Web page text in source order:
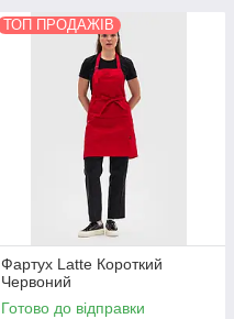
ТОП ПРОДАЖІВ
Фартух Latte Короткий
Червоний
Готово до відправки